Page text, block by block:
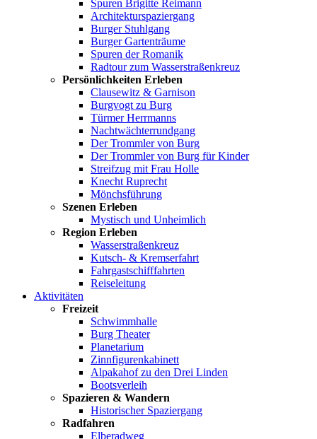
Spuren Brigitte Reimann
Architekturspaziergang
Burger Stuhlgang
Burger Gartenträume
Spuren der Romanik
Radtour zum Wasserstraßenkreuz
Persönlichkeiten Erleben
Clausewitz & Garnison
Burgvogt zu Burg
Türmer Herrmanns
Nachtwächterrundgang
Der Trommler von Burg
Der Trommler von Burg für Kinder
Streifzug mit Frau Holle
Knecht Ruprecht
Mönchsführung
Szenen Erleben
Mystisch und Unheimlich
Region Erleben
Wasserstraßenkreuz
Kutsch- & Kremserfahrt
Fahrgastschifffahrten
Reiseleitung
Aktivitäten
Freizeit
Schwimmhalle
Burg Theater
Planetarium
Zinnfigurenkabinett
Alpakahof zu den Drei Linden
Bootsverleih
Spazieren & Wandern
Historischer Spaziergang
Radfahren
Elberadweg